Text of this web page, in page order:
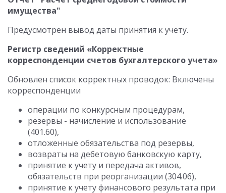
имущества"
Предусмотрен вывод даты принятия к учету.
Регистр сведений «Корректные
корреспонденции счетов бухгалтерского учета»
Обновлен список корректных проводок: Включены
корреспонденции
операции по конкурсным процедурам,
резервы - начисление и использование
(401.60),
отложенные обязательства под резервы,
возвраты на дебетовую банковскую карту,
принятие к учету и передача активов,
обязательств при реорганизации (304.06),
принятие к учету финансового результата при